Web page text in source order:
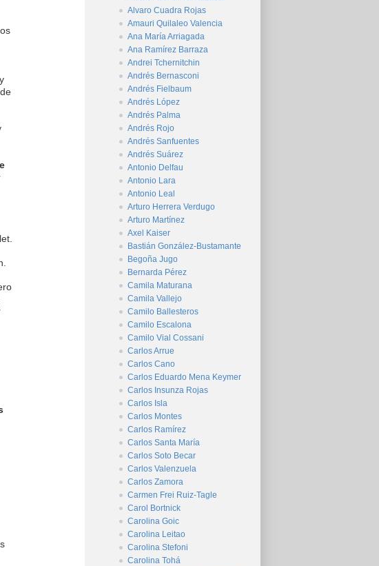
Alvaro Cuadra Rojas
Amauri Quilaleo Valencia
Ana María Arriagada
Ana Ramírez Barraza
Andrei Tchernitchin
Andrés Bernasconi
Andrés Fielbaum
Andrés López
Andrés Palma
Andrés Rojo
Andrés Sanfuentes
Andrés Suárez
Antonio Delfau
Antonio Lara
Antonio Leal
Arturo Herrera Verdugo
Arturo Martínez
Axel Kaiser
Bastián González-Bustamante
Begoña Jugo
Bernarda Pérez
Camila Maturana
Camila Vallejo
Camilo Ballesteros
Camilo Escalona
Camilo Vial Cossani
Carlos Arrue
Carlos Cano
Carlos Eduardo Mena Keymer
Carlos Insunza Rojas
Carlos Isla
Carlos Montes
Carlos Ramírez
Carlos Santa María
Carlos Soto Becar
Carlos Valenzuela
Carlos Zamora
Carmen Frei Ruiz-Tagle
Carol Bortnick
Carolina Goic
Carolina Leitao
Carolina Stefoni
Carolina Tohá